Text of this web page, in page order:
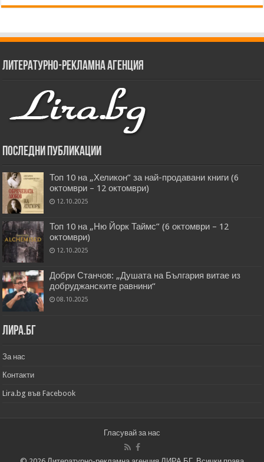
Литературно-рекламна агенция
Последни публикации
Топ 10 на „Хеликон” за най-продавани книги (6
октомври – 12 октомври)
12.10.2025
Топ 10 на „Ню Йорк Таймс” (6 октомври – 12
октомври)
12.10.2025
Добри Станчов: „Душата на България витае из
добруджанските равнини“
08.10.2025
Лира.бг
За нас
Контакти
Lira.bg във Facebook
Гласувай за нас